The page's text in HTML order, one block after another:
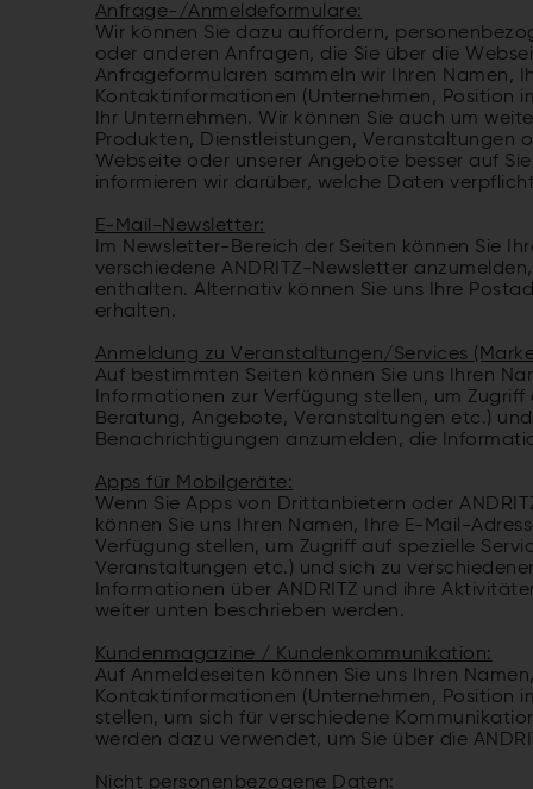
Anfrage-/Anmeldeformulare:
Wir können Sie dazu auffordern,
oder anderen Anfragen, die Sie über die
Anfrageformularen sammeln wir Ihren Namen,
Kontaktinformationen (Unternehmen, Position
Ihr Unternehmen. Wir können Sie auch um
Produkten, Dienstleistungen, Veranstaltungen
Webseite oder unserer Angebote besser auf
informieren wir darüber, welche Daten
E-Mail-Newsletter:
Im Newsletter-Bereich der Seiten können Sie
verschiedene ANDRITZ-Newsletter
enthalten. Alternativ können Sie uns Ihre
erhalten.
Anmeldung zu Veranstaltungen/Services
Auf bestimmten Seiten können Sie uns Ihren
Informationen zur Verfügung stellen, um
Beratung, Angebote, Veranstaltungen etc.)
Benachrichtigungen anzumelden, die
Apps für Mobilgeräte:
Wenn Sie Apps von Drittanbietern oder
können Sie uns Ihren Namen, Ihre E-Mail-
Verfügung stellen, um Zugriff auf spezielle
Veranstaltungen etc.) und sich zu
Informationen über ANDRITZ und ihre
weiter unten beschrieben werden.
Kundenmagazine / Kundenkommunikation:
Auf Anmeldeseiten können Sie uns Ihren
Kontaktinformationen (Unternehmen, Position
stellen, um sich für verschiedene
werden dazu verwendet, um Sie über die
Nicht personenbezogene Daten: